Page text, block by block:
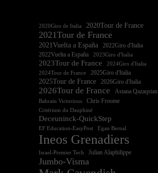
2020Giro de Italia 2020Tour de France
2021Tour de France
2021Vuelta a España
2022Giro d'Italia‏
2022Vuelta a España
2023Giro d'Italia
2023Tour de France
2024Tour de France
2025Giro d'Italia
2025Tour de France 2026Giro d'Italia
2026Tour de France Astana Qazaqstan
Bahrain Victorious Chris Froome
Critérium du Dauphiné
Deceuninck-QuickStep
EF Education-EasyPost Egan Bernal
Ineos Grenadiers
Israel-Premier Tech Julian Alaphilippe
Jumbo-Visma